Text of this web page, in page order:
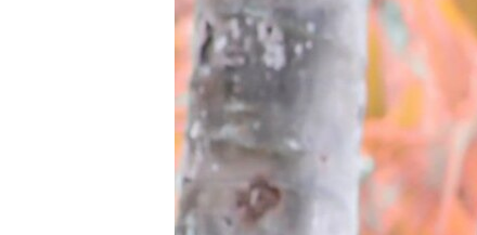
LOS SANTOS DE HIALEAH
DESINFORMACIÓN RUSA EN
LA INVASIÓN DE RUSIA A UCRANIA